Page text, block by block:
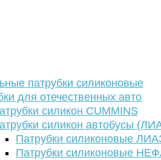
патрубки силиконовые
для отечественных авто
силикон CUMMINS
силикон автобусы
Патрубки силиконовые
Патрубки силиконовые